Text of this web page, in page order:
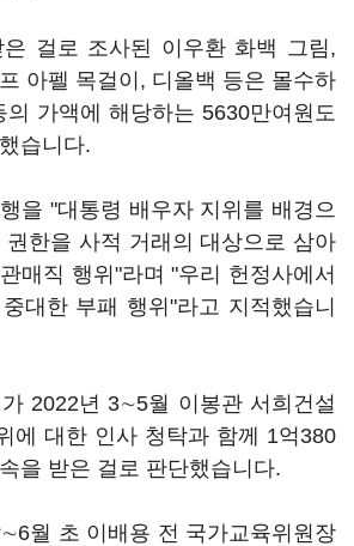
걸로 조사된 이우환 화백 그림,
아펠 목걸이, 디올백 등은 몰수하
가액에 해당하는 5630만여원도
습니다.
을 "대통령 배우자 지위를 배경으
한을 사적 거래의 대상으로 삼아
매직 행위"라며 "우리 헌정사에서
대한 부패 행위"라고 지적했습니
2022년 3∼5월 이봉관 서희건설
에 대한 인사 청탁과 함께 1억380
을 받은 걸로 판단했습니다.
월 초 이배용 전 국가교육위원장